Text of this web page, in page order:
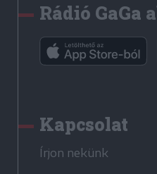
Rádió GaGa
Kapcsolat
Írjon nekünk